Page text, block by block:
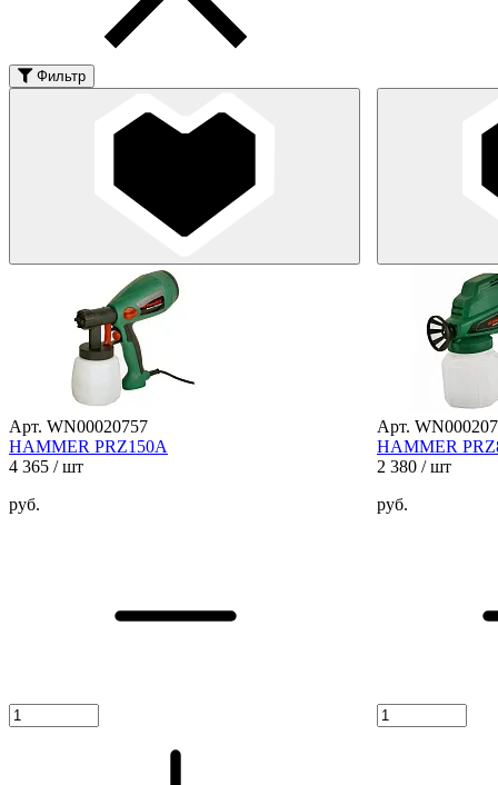
Фильтр
Арт. WN00020757
HAMMER PRZ150A
4 365 / шт
руб.
Арт.
HAMMER
2 380 / шт
руб.